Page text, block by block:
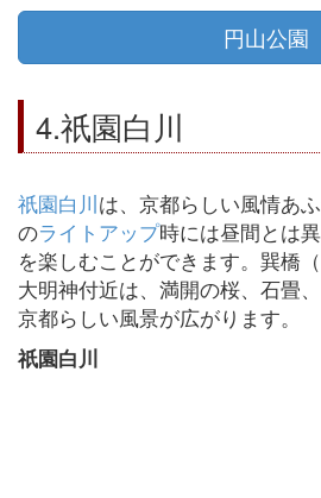
円山公園
4.祇園白川
祇園白川は、京都らしい風情あ
のライトアップ時には昼間とは
を楽しむことができます。巽橋
大明神付近は、満開の桜、石畳
京都らしい風景が広がります。
祇園白川